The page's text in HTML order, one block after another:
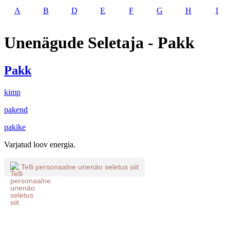
A B D E F G H I
Unenägude Seletaja - Pakk
Pakk
kimp
pakend
pakike
Varjatud loov energia.
Telli personaalne unenäo seletus siit